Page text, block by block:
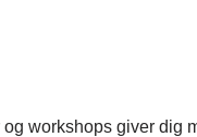
workshops giver dig